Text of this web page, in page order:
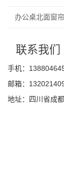
办公桌北面窗
联系我们
手机：
邮箱：
地址：四川省成